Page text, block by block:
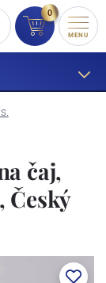
0
MENU
čaj,
Český